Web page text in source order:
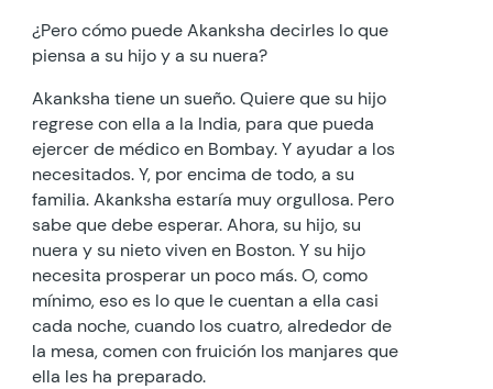
¿Pero cómo puede Akanksha decirles lo que
piensa a su hijo y a su nuera?
Akanksha tiene un sueño. Quiere que su hijo
regrese con ella a la India, para que pueda
ejercer de médico en Bombay. Y ayudar a los
necesitados. Y, por encima de todo, a su
familia. Akanksha estaría muy orgullosa. Pero
sabe que debe esperar. Ahora, su hijo, su
nuera y su nieto viven en Boston. Y su hijo
necesita prosperar un poco más. O, como
mínimo, eso es lo que le cuentan a ella casi
cada noche, cuando los cuatro, alrededor de
la mesa, comen con fruición los manjares que
ella les ha preparado.